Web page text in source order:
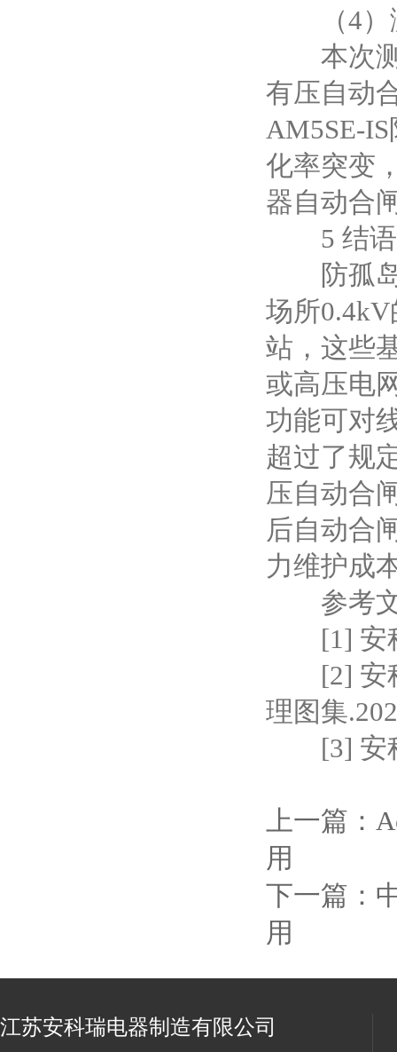
（4）
本次测
有压自动
AM5SE-
化率突变
器自动合
5 结语
防孤岛
场所
站，这些
或高压电
功能可对
超过了规
压自动合
后自动合
力维护成
参考
[1] 安科
[2] 安科
理图集
[3] 安科
上一篇：
用
下一篇：
用
江苏安科瑞电器制造有限公司